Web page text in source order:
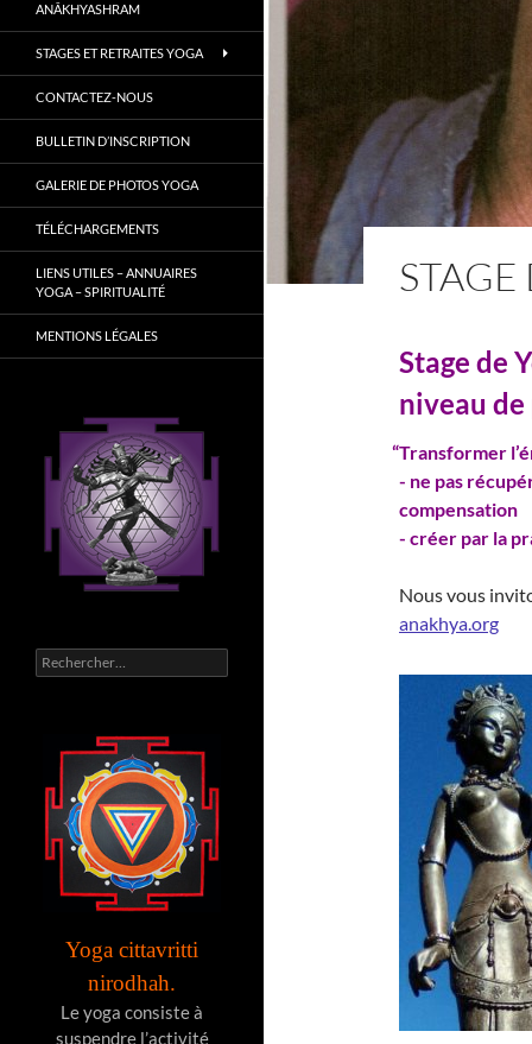
Stage de
niveau
“Transformer
- ne pas
compensation
- créer par la
Nous vous
anakhya.org
ANÂKHYASHRAM
STAGES ET RETRAITES YOGA
CONTACTEZ-NOUS
BULLETIN D’INSCRIPTION
GALERIE DE PHOTOS YOGA
TÉLÉCHARGEMENTS
LIENS UTILES – ANNUAIRES
YOGA – SPIRITUALITÉ
MENTIONS LÉGALES
Rechercher :
Yoga cittavritti
nirodhah.
Le yoga consiste à
suspendre l’activité